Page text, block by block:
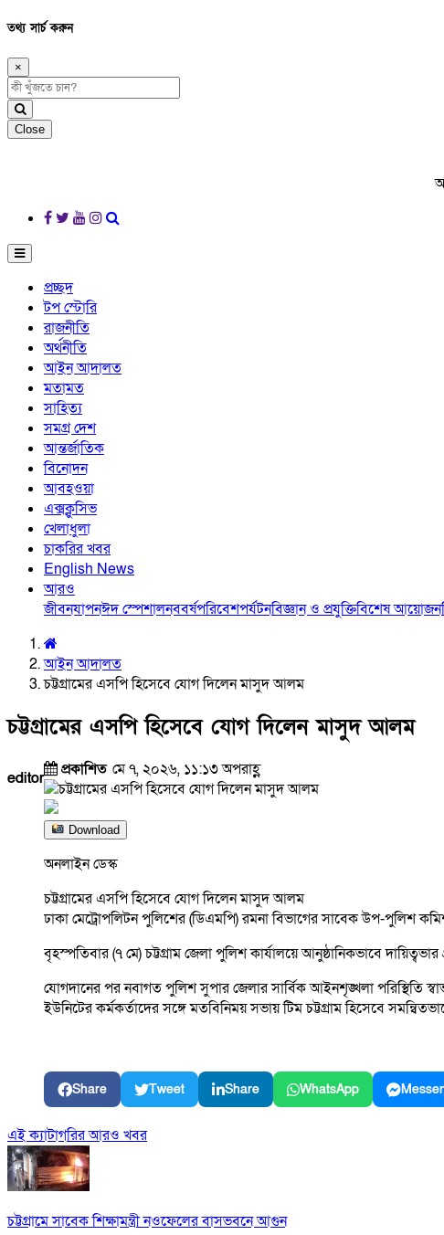
তথ্য সার্চ করুন
×
Close
প্রচ্ছদ
টপ স্টোরি
রাজনীতি
অর্থনীতি
আইন আদালত
মতামত
সাহিত্য
সমগ্র দেশ
আন্তর্জাতিক
বিনোদন
আবহওয়া
এক্সক্লুসিভ
খেলাধুলা
চাকরির খবর
English News
আরও
জীবনযাপনঈদ স্পেশালনববর্ষপরিবেশপর্যটনবিজ্ঞান ও প্রযুক্তিবিশেষ আয়োজন
আইন আদালত
চট্টগ্রামের এসপি হিসেবে যোগ দিলেন মাসুদ আলম
চট্টগ্রামের এসপি হিসেবে যোগ দিলেন মাসুদ আলম
editor প্রকাশিত মে ৭, ২০২৬, ১১:১৩ অপরাহ্ণ
Download
অনলাইন ডেস্ক
চট্টগ্রামের এসপি হিসেবে যোগ দিলেন মাসুদ আলম
ঢাকা মেট্রোপলিটন পুলিশের (ডিএমপি) রমনা বিভাগের সাবেক উপ-পুলিশ
বৃহস্পতিবার (৭ মে) চট্টগ্রাম জেলা পুলিশ কার্যালয়ে আনুষ্ঠানিকভাবে
যোগদানের পর নবাগত পুলিশ সুপার জেলার সার্বিক আইনশৃঙ্খলা পরিস্থিতি
ইউনিটের কর্মকর্তাদের সঙ্গে মতবিনিময় সভায় টিম চট্টগ্রাম হিসেবে
Share Tweet Share WhatsApp
এই ক্যাটাগরির আরও খবর
চট্টগ্রামে সাবেক শিক্ষামন্ত্রী নওফেলের বাসভবনে আগুন